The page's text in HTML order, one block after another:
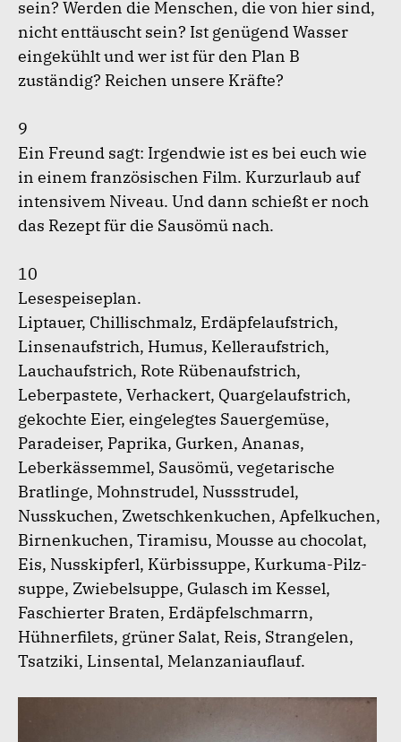
sein? Werden die Menschen, die von hier sind,
nicht enttäuscht sein? Ist genügend Wasser
eingekühlt und wer ist für den Plan B
zuständig? Reichen unsere Kräfte?
9
Ein Freund sagt: Irgendwie ist es bei euch wie
in einem französischen Film. Kurzurlaub auf
intensivem Niveau. Und dann schießt er noch
das Rezept für die Sausömü nach.
10
Lesespeiseplan.
Liptauer, Chillischmalz, Erdäpfelaufstrich,
Linsenaufstrich, Humus, Kelleraufstrich,
Lauchaufstrich, Rote Rübenaufstrich,
Leberpastete, Verhackert, Quargelaufstrich,
gekochte Eier, eingelegtes Sauergemüse,
Paradeiser, Paprika, Gurken, Ananas,
Leberkässemmel, Sausömü, vegetarische
Bratlinge, Mohnstrudel, Nussstrudel,
Nusskuchen, Zwetschkenkuchen, Apfelkuchen,
Birnenkuchen, Tiramisu, Mousse au chocolat,
Eis, Nusskipferl, Kürbissuppe, Kurkuma-Pilz-
suppe, Zwiebelsuppe, Gulasch im Kessel,
Faschierter Braten, Erdäpfelschmarrn,
Hühnerfilets, grüner Salat, Reis, Strangelen,
Tsatziki, Linsental, Melanzaniauflauf.